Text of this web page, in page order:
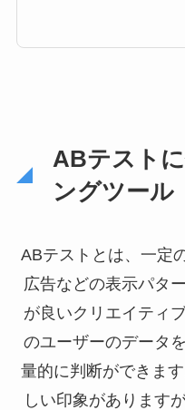
ABテスト
ングツール
ABテストとは、一定
広告などの表示パタ
が良いクリエイティ
のユーザーのデータ
量的に判断ができま
しい印象があります